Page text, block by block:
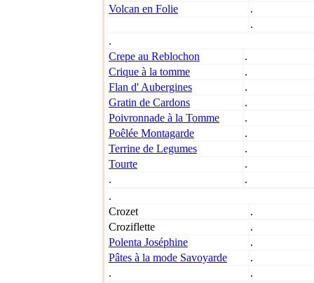
Volcan en Folie
.
.
.
Crepe au Reblochon
.
Crique à la tomme
.
Flan d' Aubergines
.
Gratin de Cardons
.
Poivronnade à la Tomme
.
Poêlée Montagarde
.
Terrine de Legumes
.
Tourte
.
.
.
.
Crozet
.
Croziflette
.
Polenta Joséphine
.
Pâtes à la mode Savoyarde
.
.
.